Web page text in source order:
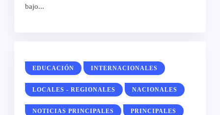
bajo...
EDUCACIÓN INTERNACIONALES
LOCALES - REGIONALES NACIONALES
NOTICIAS PRINCIPALES PRINCIPALES